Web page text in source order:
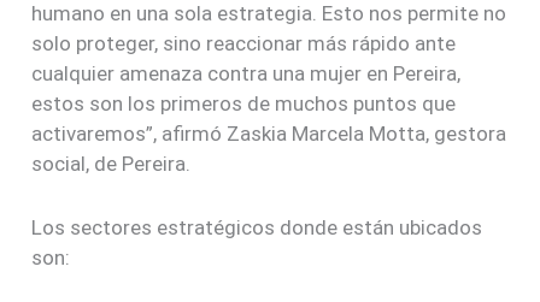
humano en una sola estrategia. Esto nos permite no
solo proteger, sino reaccionar más rápido ante
cualquier amenaza contra una mujer en Pereira,
estos son los primeros de muchos puntos que
activaremos”, afirmó Zaskia Marcela Motta, gestora
social, de Pereira.
Los sectores estratégicos donde están ubicados
son: